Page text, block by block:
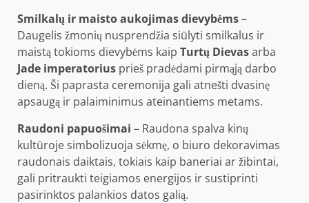
Smilkalų ir maisto aukojimas dievybėms–
Daugelis žmonių nusprendžia siūlyti smilkalus ir
maistą tokioms dievybėms kaip Turtų Dievasarba
Jade imperatorius prieš pradėdami pirmąją darbo
dieną. Ši paprasta ceremonija gali atnešti dvasinę
apsaugą ir palaiminimus ateinantiems metams.
Raudoni papuošimai – Raudona spalva kinų
kultūroje simbolizuoja sėkmę, o biuro dekoravimas
raudonais daiktais, tokiais kaip baneriai ar žibintai,
gali pritraukti teigiamos energijos ir sustiprinti
pasirinktos palankios datos galią.